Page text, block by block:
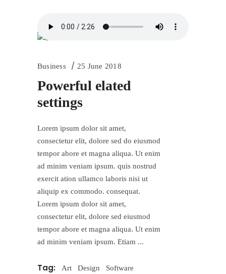
Business 25 June 2018
Powerful elated
settings
Lorem ipsum dolor sit amet,
consectetur elit, dolore sed do eiusmod
tempor abore et magna aliqua. Ut enim
ad minim veniam ipsum. quis nostrud
exercit ation ullamco laboris nisi ut
aliquip ex commodo. consequat.
Lorem ipsum dolor sit amet,
consectetur elit, dolore sed eiusmod
tempor abore et magna aliqua. Ut enim
ad minim veniam ipsum. Etiam
Tag: Art Design Software